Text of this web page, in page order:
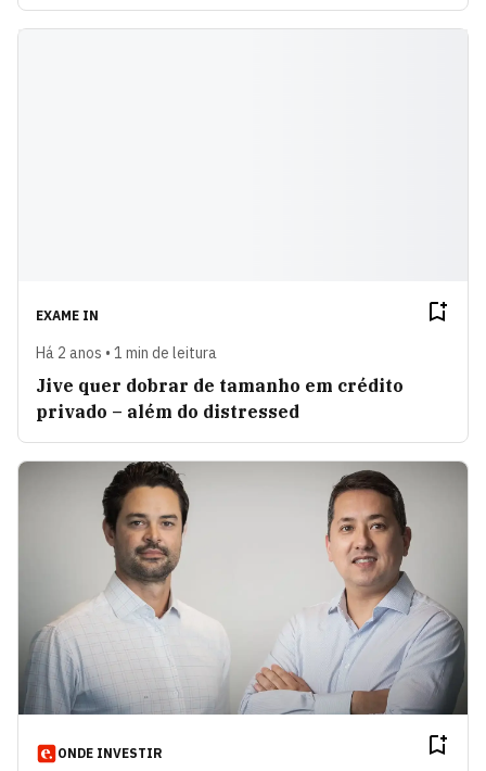
EXAME IN
Há 2 anos • 1 min de leitura
Jive quer dobrar de tamanho em crédito
privado – além do distressed
ONDE INVESTIR